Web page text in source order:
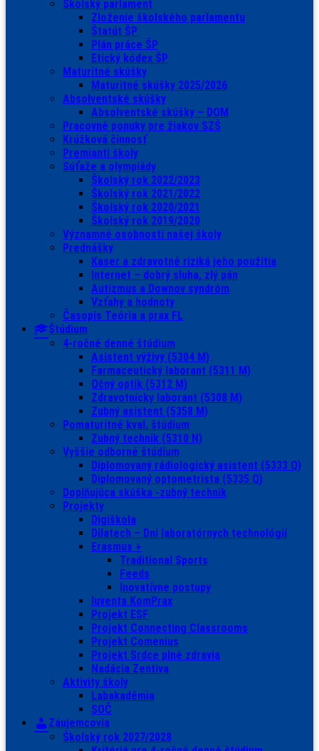
Školský parlament
Zloženie školského parlamentu
Štatút ŠP
Plán práce ŠP
Etický kódex ŠP
Maturitné skúšky
Maturitné skúšky 2025/2026
Absolventské skúšky
Absolventské skúšky – DOM
Pracovné ponuky pre žiakov SZŠ
Krúžková činnosť
Premianti školy
Súťaže a olympiády
Školský rok 2022/2023
Školský rok 2021/2022
Školský rok 2020/2021
Školský rok 2019/2020
Významné osobnosti našej školy
Prednášky
Kaser a zdravotné riziká jeho použitia
Internet – dobrý sluha, zlý pán
Autizmus a Downov syndróm
Vzťahy a hodnoty
Časopis Teória a prax FL
Štúdium
4-ročné denné štúdium
Asistent výživy (5304 M)
Farmaceutický laborant (5311 M)
Očný optik (5312 M)
Zdravotnícky laborant (5308 M)
Zubný asistent (5358 M)
Pomaturitné kval. štúdium
Zubný technik (5310 N)
Vyššie odborné štúdium
Diplomovaný rádiologický asistent (5333 Q)
Diplomovaný optometrista (5335 Q)
Doplňujúca skúška -zubný technik
Projekty
Digiškola
Dilatech – Dni laboratórnych technológií
Erasmus +
Traditional Sports
Feeds
Inovatívne postupy
Iuventa KomPrax
Projekt ESF
Projekt Connecting Classrooms
Projekt Comenius
Projekt Srdce plné zdravia
Nadácia Zentiva
Aktivity školy
Labakadémia
SOČ
Záujemcovia
Školský rok 2027/2028